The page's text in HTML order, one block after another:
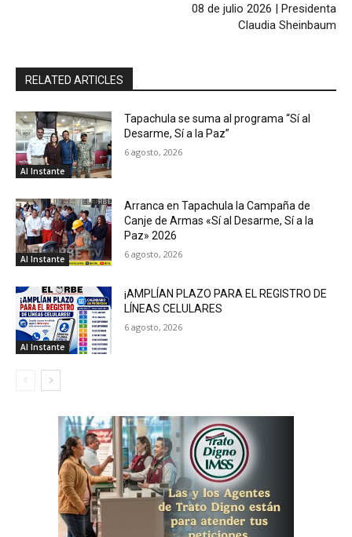
08 de julio 2026 | Presidenta
Claudia Sheinbaum
RELATED ARTICLES
Al Instante
Tapachula se suma al programa “Sí al
Desarme, Sí a la Paz”
6 agosto, 2026
Al Instante
Arranca en Tapachula la Campaña de
Canje de Armas «Sí al Desarme, Sí a la
Paz» 2026
6 agosto, 2026
Al Instante
¡AMPLÍAN PLAZO PARA EL REGISTRO DE
LÍNEAS CELULARES
6 agosto, 2026